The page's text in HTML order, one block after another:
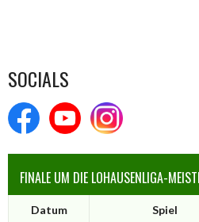
SOCIALS
FINALE UM DIE LOHAUSENLIGA-
Datum Spiel